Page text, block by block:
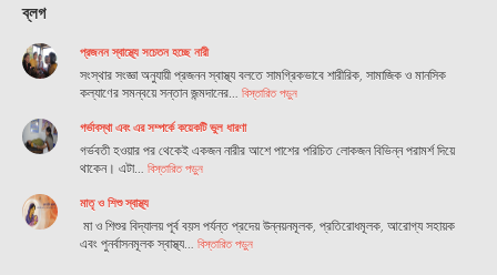
ব্লগ
প্রজনন স্বাস্থ্যে সচেতন হচ্ছে নারী
সংস্থার সংজ্ঞা অনুযায়ী প্রজনন স্বাস্থ্য বলতে সামগ্রিকভাবে শারীরিক, সামাজিক ও মানসিক
কল্যাণের সমন্বয়ে সন্তান জন্মদানের… বিস্তারিত পড়ুন
গর্ভাবস্থা এবং এর সম্পর্কে কয়েকটি ভুল ধারণা
গর্ভবতী হওয়ার পর থেকেই একজন নারীর আশে পাশের পরিচিত লোকজন বিভিন্ন পরামর্শ দিয়ে
থাকেন। এটা… বিস্তারিত পড়ুন
মাতৃ ও শিশু স্বাস্থ্য
মা ও শিশুর বিদ্যালয় পূর্ব বয়স পর্যন্ত প্রদেয় উন্নয়নমূলক, প্রতিরোধমূলক, আরোগ্য সহায়ক
এবং পুনর্বাসনমূলক স্বাস্থ্য… বিস্তারিত পড়ুন